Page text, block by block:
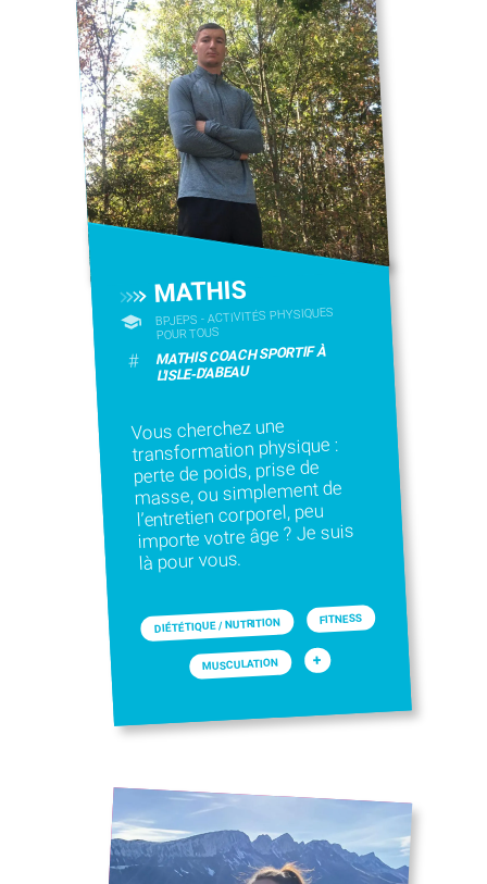
MATHIS
BPJEPS - ACTIVITÉS PHYSIQUES
POUR TOUS
# MATHIS COACH SPORTIF À
L'ISLE-D'ABEAU
Vous cherchez une
transformation physique :
perte de poids, prise de
masse, ou simplement de
l’entretien corporel, peu
importe votre âge ? Je suis
là pour vous.
DIÉTÉTIQUE / NUTRITION FITNESS
MUSCULATION +